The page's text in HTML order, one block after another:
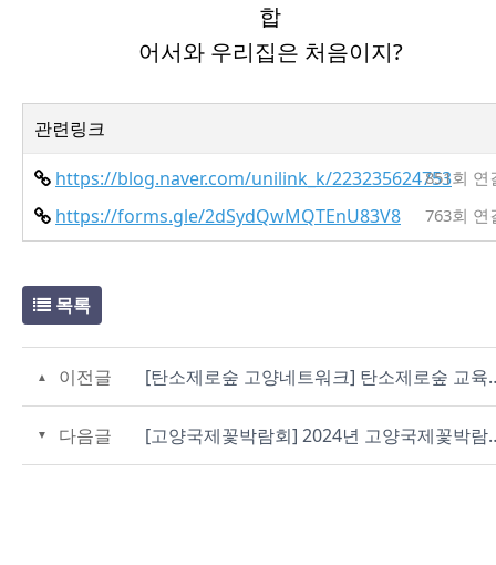
합
어서와 우리집은 처음이지?
관련링크
https://blog.naver.com/unilink_k/223235624753851회 연
https://forms.gle/2dSydQwMQTEnU83V8 763회 연
목록
이전글 [탄소제로숲 고양네
다음글 [고양국제꽃박